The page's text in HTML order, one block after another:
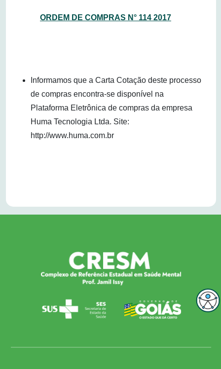
ORDEM DE COMPRAS N° 114 2017
Informamos que a Carta Cotação deste processo
de compras encontra-se disponível na
Plataforma Eletrônica de compras da empresa
Huma Tecnologia Ltda. Site:
http://www.huma.com.br